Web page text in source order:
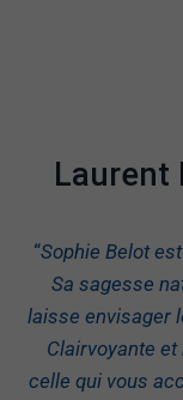
Laurent
“Sophie Belot
Sa sagesse
laisse envisager
Clairvoyante
celle qui vous